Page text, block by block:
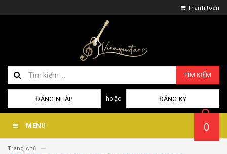
Thanh toán
TÌM KIẾM
ĐĂNG NHẬP hoặc ĐĂNG KÝ
MENU 0
Trang chủ